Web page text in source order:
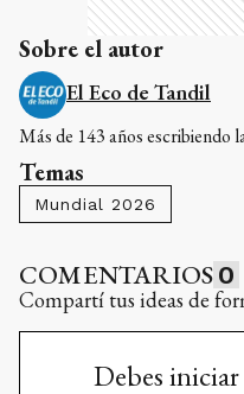
Sobre el autor
El Eco de Tandil
Más de 143 años escribiendo
Temas
Mundial 2026
COMENTARIOS 0
Compartí tus ideas de
Debes